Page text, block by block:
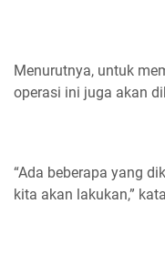
Menurutnya, untuk
operasi ini juga akan
“Ada beberapa yang
kita akan lakukan,”